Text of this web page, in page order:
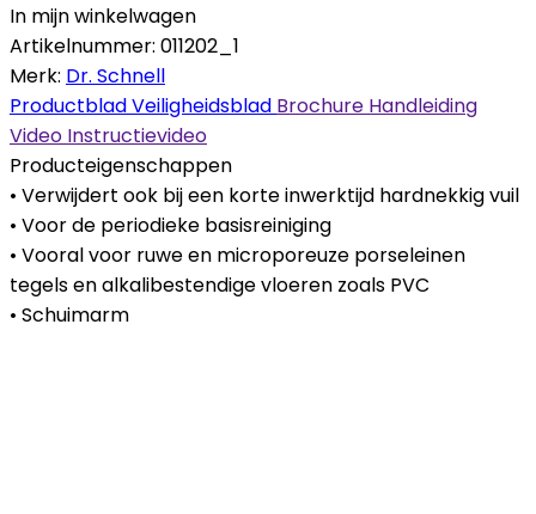
In mijn winkelwagen
Artikelnummer: 011202_1
Merk: Dr. Schnell
ProductbladVeiligheidsblad Brochure Handleiding
Video Instructievideo
Producteigenschappen
• Verwijdert ook bij een korte inwerktijd hardnekkig vuil
• Voor de periodieke basisreiniging
• Vooral voor ruwe en microporeuze porseleinen
tegels en alkalibestendige vloeren zoals PVC
• Schuimarm